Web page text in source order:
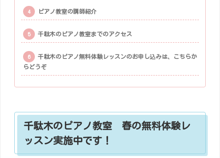
ピアノ教室の講師紹介
千駄木のピアノ教室までのアクセス
千駄木のピアノ無料体験レッスンのお申し込みは、こちらか
らどうぞ
千駄木のピアノ教室 春の無料体験レ
ッスン実施中です！